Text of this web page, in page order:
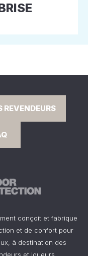
REVENDEURS
conçoit et fabrique
et de confort pour
à destination des